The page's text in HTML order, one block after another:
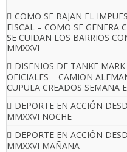
COMO SE BAJAN EL
FISCAL – COMO SE GENERA
SE CUIDAN LOS BARRIOS
MMXXVI
DISENIOS DE TANKE
OFICIALES – CAMION
CUPULA CREADOS SEMANA
DEPORTE EN ACCIÓN
MMXXVI NOCHE
DEPORTE EN ACCIÓN
MMXXVI MAÑANA